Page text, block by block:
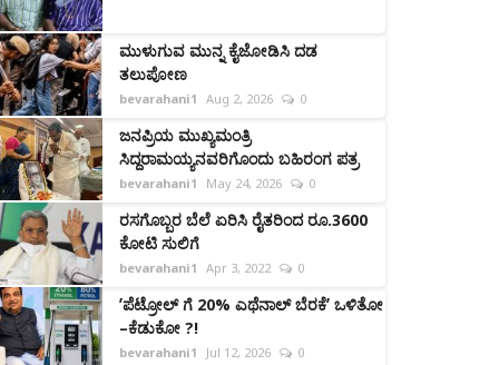
ಮುಳುಗುವ ಮುನ್ನ ಕೈಜೋಡಿಸಿ ದಡ
ತಲುಪೋಣ
bevarahani1 Aug 2, 2026 0
ಜನಪ್ರಿಯ ಮುಖ್ಯಮಂತ್ರಿ
ಸಿದ್ದರಾಮಯ್ಯನವರಿಗೊಂದು ಬಹಿರಂಗ ಪತ್ರ
bevarahani1 May 24, 2026 0
ರಸಗೊಬ್ಬರ ಬೆಲೆ ಏರಿಸಿ ರೈತರಿಂದ ರೂ.3600
ಕೋಟಿ ಸುಲಿಗೆ
bevarahani1 Apr 3, 2022 0
ʼಪೆಟ್ರೋಲ್‌ ಗೆ 20% ಎಥೆನಾಲ್ ಬೆರಕೆʼ ಒಳಿತೋ
–ಕೆಡುಕೋ ?!
bevarahani1 Jul 12, 2026 0